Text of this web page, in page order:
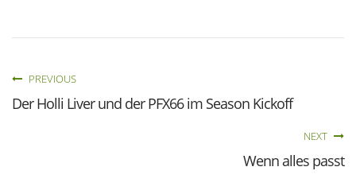
PREVIOUS
Der Holli Liver und der PFX66 im Season Kickoff
NEXT
Wenn alles passt